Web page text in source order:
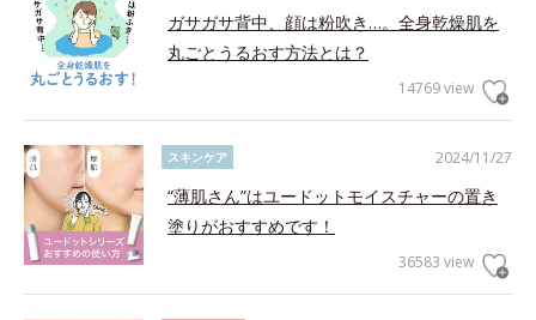
ガサガサ背中、顔は粉吹き…。全身乾燥肌を
丸ごとうるおす方法とは？
14769 view
2024/11/27
スキンケア
“薄肌さん”はユードットモイスチャーの置き
塗りがおすすめです！
36583 view